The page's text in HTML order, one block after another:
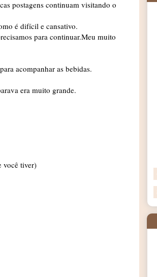
postagens continuam visitando o
é difícil e cansativo.
para continuar.Meu muito
acompanhar as bebidas.
era muito grande.
você tiver)